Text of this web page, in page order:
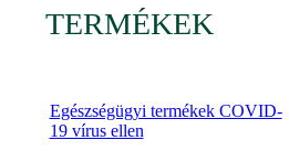
TERMÉKEK
Egészségügyi termékek COVID-
19 vírus ellen